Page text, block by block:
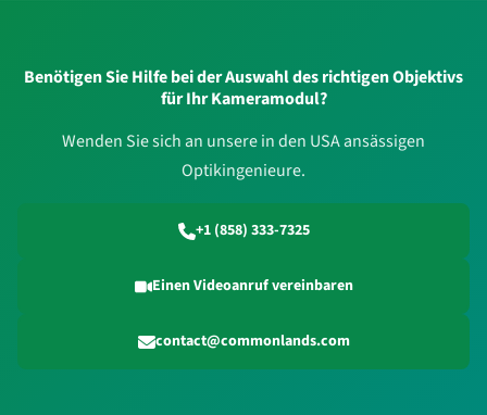
Benötigen Sie Hilfe bei der Auswahl des richtigen Objektivs
für Ihr Kameramodul?
Wenden Sie sich an unsere in den USA ansässigen
Optikingenieure.
+1 (858) 333-7325
Einen Videoanruf vereinbaren
contact@commonlands.com